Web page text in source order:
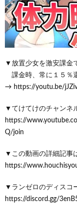
▼放置少女を激安課金
課金時、常に１５％
→ https://youtu.be/
▼てけてけのチャンネ
https://
Q/join
▼この動画の詳細記事
https://
▼ランゼロのディスコ
https://discord.gg/